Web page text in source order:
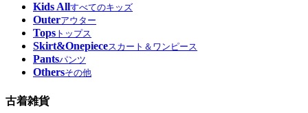
Kids Allすべてのキッズ
Outerアウター
Tops トップス
Skirt&Onepieceスカート＆ワンピース
Pantsパンツ
Othersその他
古着雑貨